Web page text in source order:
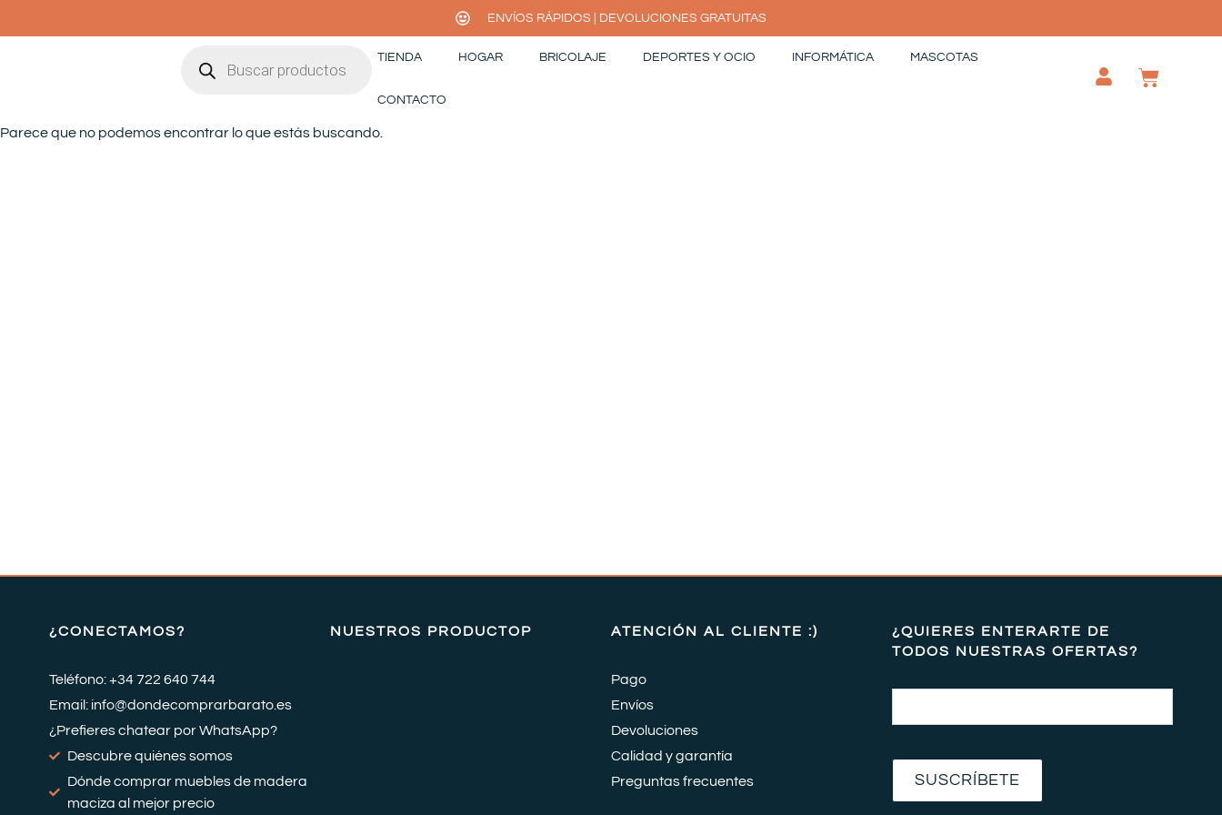
al
ENVÍOS RÁPIDOS | DEVOLUCIONES GRATUITAS
productos
TIENDA HOGAR BRICOLAJE DEPORTES Y OCIO INFORMÁTICA MASCOTAS
CONTACTO
Parece que no podemos encontrar lo que estás buscando.
¿CONECTAMOS?
Teléfono: +34 722 640 744
Email: info@dondecomprarbarato.es
¿Prefieres chatear por WhatsApp?
Descubre quiénes somos
Dónde comprar muebles de madera
maciza al mejor precio
NUESTROS PRODUCTOP ATENCIÓN AL CLIENTE :)
Pago
Envíos
Devoluciones
Calidad y garantía
Preguntas frecuentes
¿QUIERES ENTERARTE DE
TODOS NUESTRAS OFERTAS?
SUSCRÍBETE